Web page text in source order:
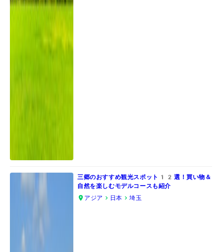
三郷のおすすめ観光スポット12選！買い物＆
自然を楽しむモデルコースも紹介
アジア
日本 埼玉